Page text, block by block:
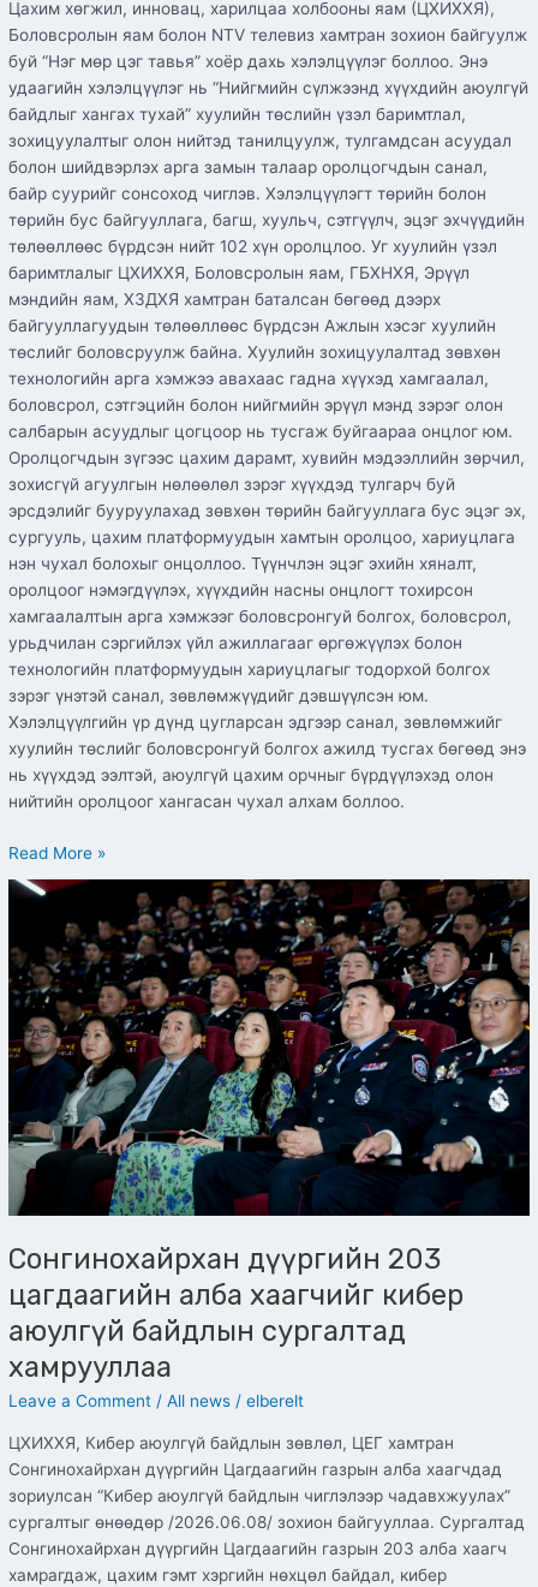
Цахим хөгжил, инновац, харилцаа холбооны яам (ЦХИХХЯ),
Боловсролын яам болон NTV телевиз хамтран зохион байгуулж
буй “Нэг мөр цэг тавья” хоёр дахь хэлэлцүүлэг боллоо. Энэ
удаагийн хэлэлцүүлэг нь “Нийгмийн сүлжээнд хүүхдийн аюулгүй
байдлыг хангах тухай” хуулийн төслийн үзэл баримтлал,
зохицуулалтыг олон нийтэд танилцуулж, тулгамдсан асуудал
болон шийдвэрлэх арга замын талаар оролцогчдын санал,
байр суурийг сонсоход чиглэв. Хэлэлцүүлэгт төрийн болон
төрийн бус байгууллага, багш, хуульч, сэтгүүлч, эцэг эхчүүдийн
төлөөллөөс бүрдсэн нийт 102 хүн оролцлоо. Уг хуулийн үзэл
баримтлалыг ЦХИХХЯ, Боловсролын яам, ГБХНХЯ, Эрүүл
мэндийн яам, ХЗДХЯ хамтран баталсан бөгөөд дээрх
байгууллагуудын төлөөллөөс бүрдсэн Ажлын хэсэг хуулийн
төслийг боловсруулж байна. Хуулийн зохицуулалтад зөвхөн
технологийн арга хэмжээ авахаас гадна хүүхэд хамгаалал,
боловсрол, сэтгэцийн болон нийгмийн эрүүл мэнд зэрэг олон
салбарын асуудлыг цогцоор нь тусгаж буйгаараа онцлог юм.
Оролцогчдын зүгээс цахим дарамт, хувийн мэдээллийн зөрчил,
зохисгүй агуулгын нөлөөлөл зэрэг хүүхдэд тулгарч буй
эрсдэлийг бууруулахад зөвхөн төрийн байгууллага бус эцэг эх,
сургууль, цахим платформуудын хамтын оролцоо, хариуцлага
нэн чухал болохыг онцоллоо. Түүнчлэн эцэг эхийн хяналт,
оролцоог нэмэгдүүлэх, хүүхдийн насны онцлогт тохирсон
хамгаалалтын арга хэмжээг боловсронгуй болгох, боловсрол,
урьдчилан сэргийлэх үйл ажиллагааг өргөжүүлэх болон
технологийн платформуудын хариуцлагыг тодорхой болгох
зэрэг үнэтэй санал, зөвлөмжүүдийг дэвшүүлсэн юм.
Хэлэлцүүлгийн үр дүнд цугларсан эдгээр санал, зөвлөмжийг
хуулийн төслийг боловсронгуй болгох ажилд тусгах бөгөөд энэ
нь хүүхдэд ээлтэй, аюулгүй цахим орчныг бүрдүүлэхэд олон
нийтийн оролцоог хангасан чухал алхам боллоо.
Read More »
Сонгинохайрхан дүүргийн 203
цагдаагийн алба хаагчийг кибер
аюулгүй байдлын сургалтад
хамрууллаа
Leave a Comment /All news /elberelt
ЦХИХХЯ, Кибер аюулгүй байдлын зөвлөл, ЦЕГ хамтран
Сонгинохайрхан дүүргийн Цагдаагийн газрын алба хаагчдад
зориулсан “Кибер аюулгүй байдлын чиглэлээр чадавхжуулах”
сургалтыг өнөөдөр /2026.06.08/ зохион байгууллаа. Сургалтад
Сонгинохайрхан дүүргийн Цагдаагийн газрын 203 алба хаагч
хамрагдаж, цахим гэмт хэргийн нөхцөл байдал, кибер
Сонгинохайрхан
203
цагдаагийн
алба
хаагчийг
кибер
аюулгүй
байдлын
сургалтад
хамрууллаа